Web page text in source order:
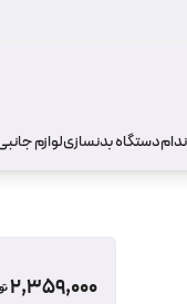
دستگاه بدنسازیلوازم
2,359,000